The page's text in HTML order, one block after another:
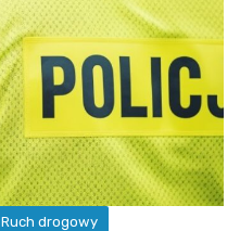
Ruch drogowy